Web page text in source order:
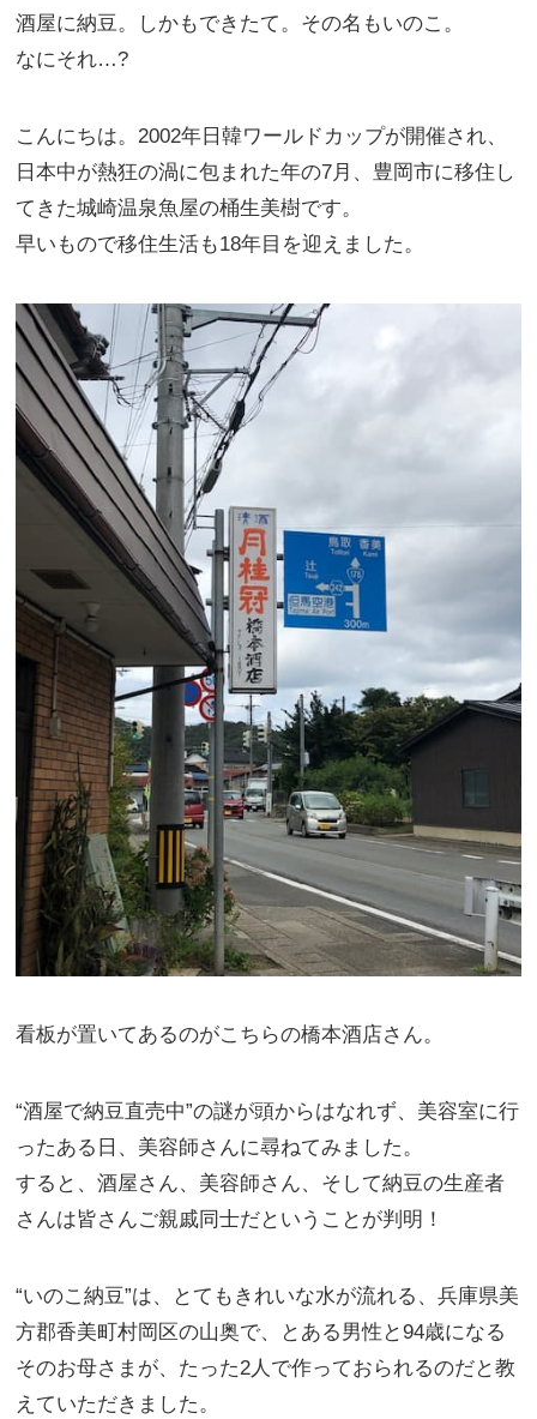
酒屋に納豆。しかもできたて。その名もいのこ。
なにそれ…?
こんにちは。2002年日韓ワールドカップが開催され、
日本中が熱狂の渦に包まれた年の7月、豊岡市に移住し
てきた城崎温泉魚屋の桶生美樹です。
早いもので移住生活も18年目を迎えました。
看板が置いてあるのがこちらの橋本酒店さん。
“酒屋で納豆直売中”の謎が頭からはなれず、美容室に行
ったある日、美容師さんに尋ねてみました。
すると、酒屋さん、美容師さん、そして納豆の生産者
さんは皆さんご親戚同士だということが判明！
“いのこ納豆”は、とてもきれいな水が流れる、兵庫県美
方郡香美町村岡区の山奥で、とある男性と94歳になる
そのお母さまが、たった2人で作っておられるのだと教
えていただきました。